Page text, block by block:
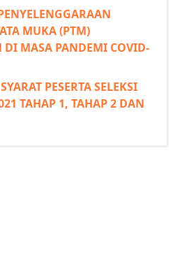
MUKA (PTM)
DI MASA PANDEMI COVID-
PESERTA SELEKSI
TAHAP 1, TAHAP 2 DAN